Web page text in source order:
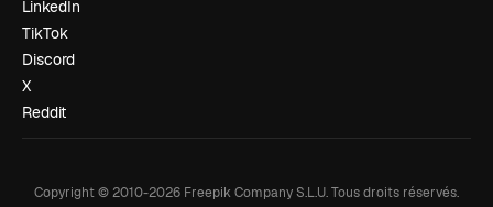
LinkedIn
TikTok
Discord
X
Reddit
Copyright © 2010-2026 Freepik Company S.L.U.Tous droits réservés.